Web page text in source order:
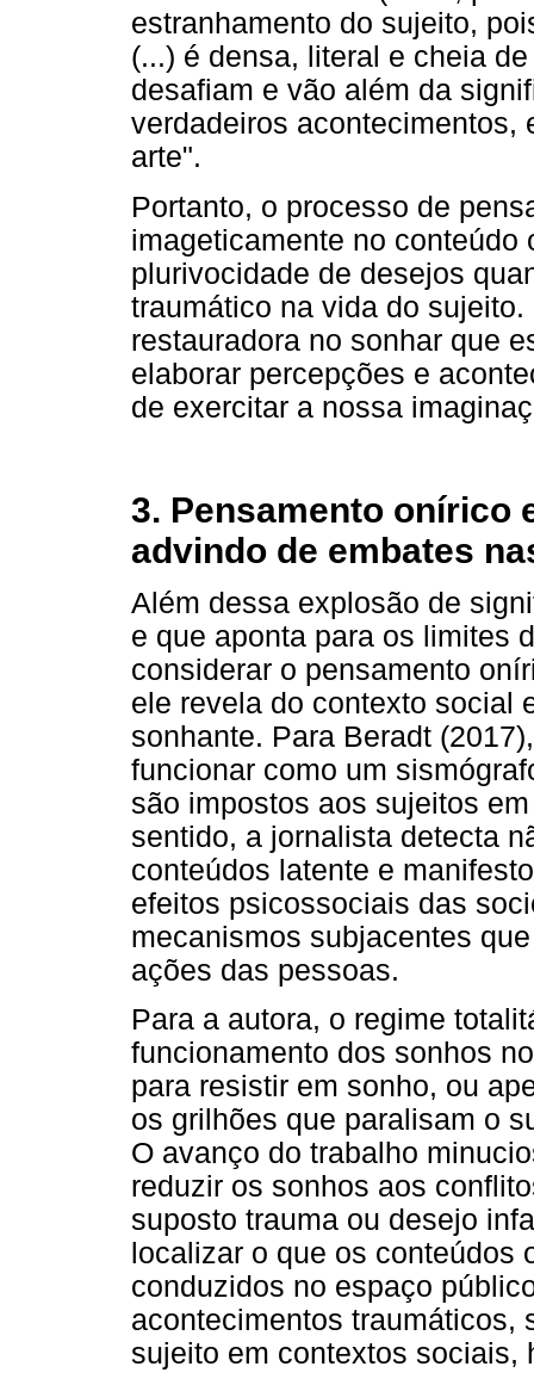
estranhamento do sujeito,
(...) é densa, literal e cheia
desafiam e vão além da
verdadeiros acontecimentos,
arte".
Portanto, o processo de
imageticamente no conteúdo
plurivocidade de desejos
traumático na vida do
restauradora no sonhar que
elaborar percepções e
de exercitar a nossa
3. Pensamento onírico
advindo de embates
Além dessa explosão de
e que aponta para os limites
considerar o pensamento
ele revela do contexto social
sonhante. Para Beradt
funcionar como um
são impostos aos sujeitos
sentido, a jornalista detecta
conteúdos latente e
efeitos psicossociais das
mecanismos subjacentes
ações das pessoas.
Para a autora, o regime
funcionamento dos sonhos
para resistir em sonho, ou
os grilhões que paralisam o
O avanço do trabalho
reduzir os sonhos aos
suposto trauma ou desejo
localizar o que os
conduzidos no espaço
acontecimentos traumáticos,
sujeito em contextos